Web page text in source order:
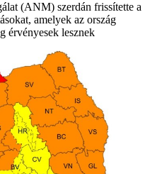
(ANM) szerdán frissítette a
amelyek az ország
érvényesek lesznek